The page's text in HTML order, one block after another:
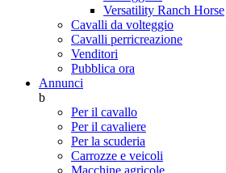
Versatility Ranch Horse
Cavalli da volteggio
Cavalli perricreazione
Venditori
Pubblica ora
Annunci
b
Per il cavallo
Per il cavaliere
Per la scuderia
Carrozze e veicoli
Macchine agricole